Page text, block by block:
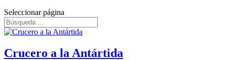
Seleccionar página
Crucero a la Antártida